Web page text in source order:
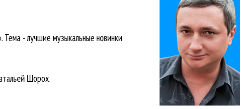
Тема - лучшие музыкальные новинки
Шорох.